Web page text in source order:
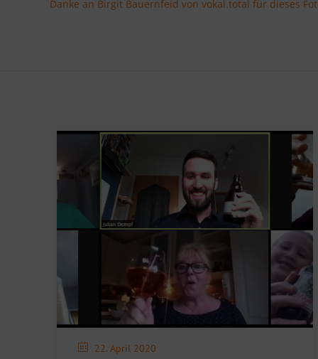
Danke an Birgit Bauernfeid von vokal.total für dieses
22. April 2020